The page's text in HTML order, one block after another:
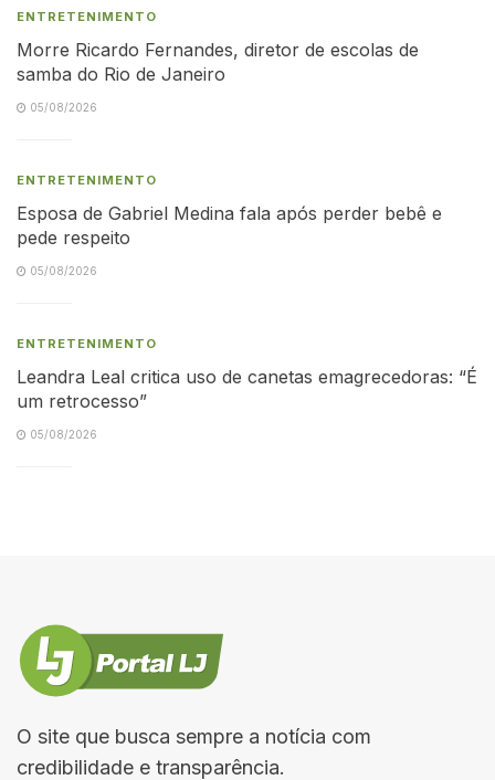
ENTRETENIMENTO
Morre Ricardo Fernandes, diretor de escolas de
samba do Rio de Janeiro
05/08/2026
ENTRETENIMENTO
Esposa de Gabriel Medina fala após perder bebê e
pede respeito
05/08/2026
ENTRETENIMENTO
Leandra Leal critica uso de canetas emagrecedoras: “É
um retrocesso”
05/08/2026
O site que busca sempre a notícia com
credibilidade e transparência.